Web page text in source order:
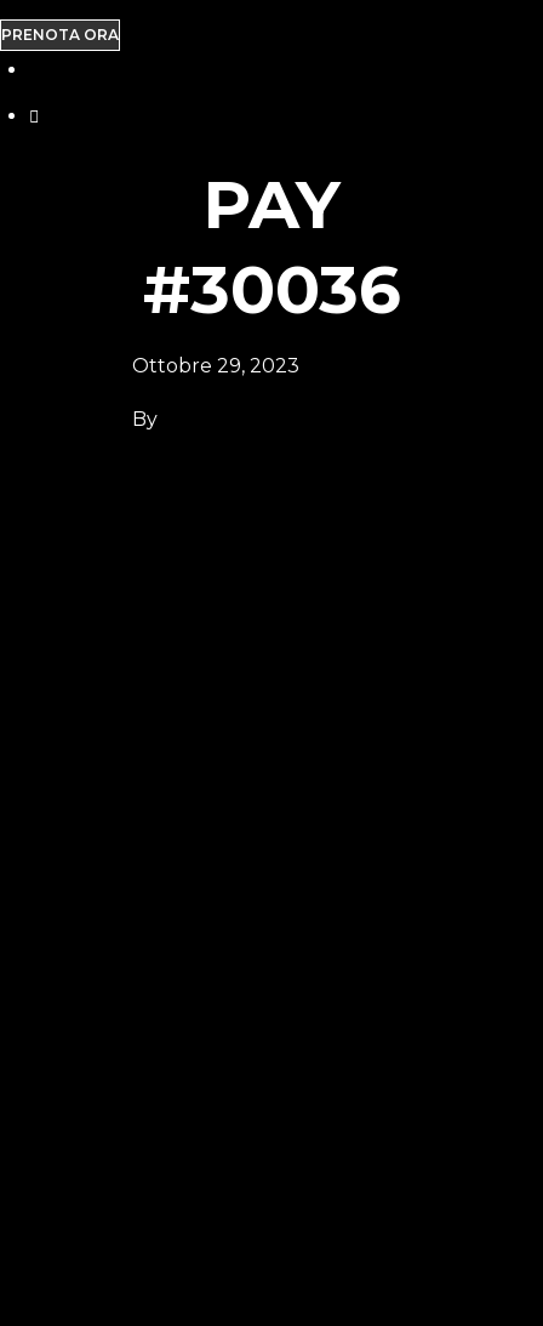
PRENOTA ORA
PAY
#30036
Ottobre 29, 2023
By